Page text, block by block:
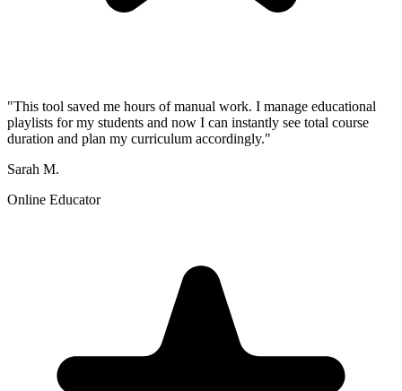
"This tool saved me hours of manual work. I manage educational
playlists for my students and now I can instantly see total course
duration and plan my curriculum accordingly."
Sarah M.
Online Educator